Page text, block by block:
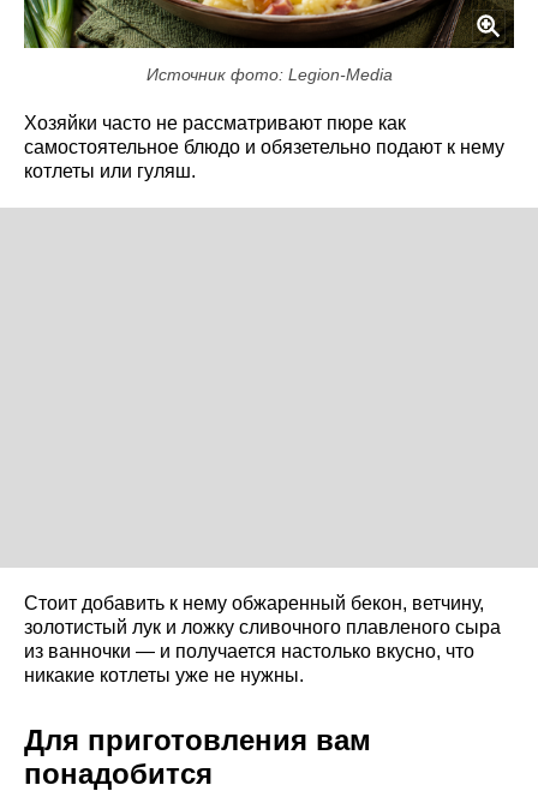
Источник фото: Legion-Media
Хозяйки часто не рассматривают пюре как
самостоятельное блюдо и обязетельно подают к нему
котлеты или гуляш.
Стоит добавить к нему обжаренный бекон, ветчину,
золотистый лук и ложку сливочного плавленого сыра
из ванночки — и получается настолько вкусно, что
никакие котлеты уже не нужны.
Для приготовления вам
понадобится